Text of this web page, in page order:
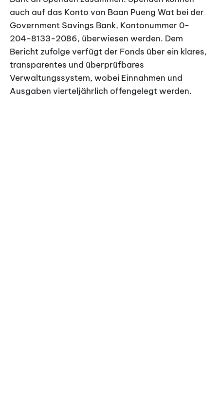
auch auf das Konto von Baan Pueng Wat bei der
Government Savings Bank, Kontonummer 0-
204-8133-2086, überwiesen werden. Dem
Bericht zufolge verfügt der Fonds über ein klares,
transparentes und überprüfbares
Verwaltungssystem, wobei Einnahmen und
Ausgaben vierteljährlich offengelegt werden.